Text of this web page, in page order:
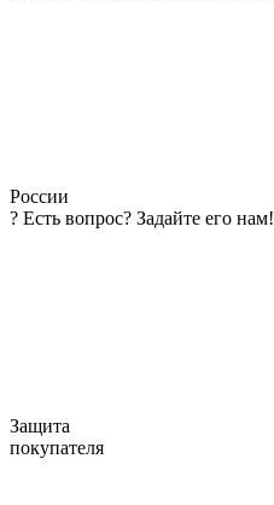
России
? Есть вопрос? Задайте его нам!
Защита
покупателя